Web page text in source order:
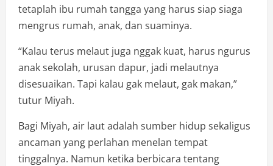
tetaplah ibu rumah tangga yang harus siap siaga
mengrus rumah, anak, dan suaminya.
“Kalau terus melaut juga nggak kuat, harus ngurus
anak sekolah, urusan dapur, jadi melautnya
disesuaikan. Tapi kalau gak melaut, gak makan,”
tutur Miyah.
Bagi Miyah, air laut adalah sumber hidup sekaligus
ancaman yang perlahan menelan tempat
tinggalnya. Namun ketika berbicara tentang